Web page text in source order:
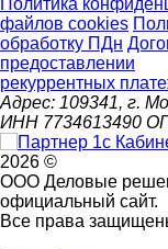
файлов cookies
обработку ПДн
предоставлении
рекуррентных
Адрес: 109341, г.
ИНН 7734613490
2026 ©
ООО Деловые
официальный сайт.
Все права